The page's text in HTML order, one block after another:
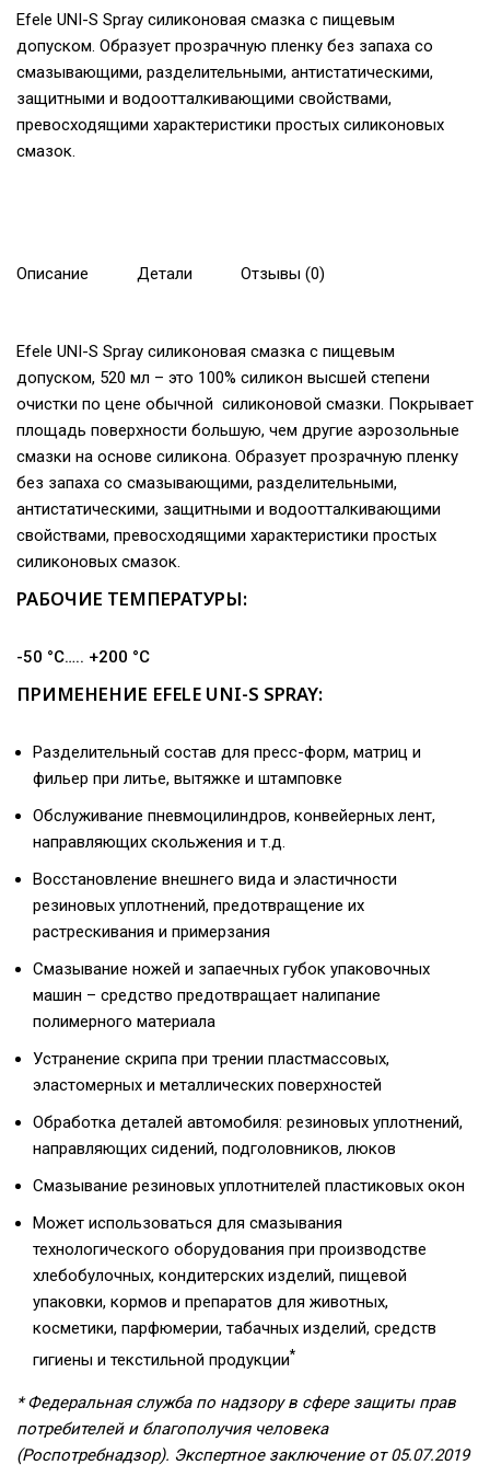
Efele UNI-S Spray силиконовая смазка с пищевым
допуском. Образует прозрачную пленку без запаха со
смазывающими, разделительными, антистатическими,
защитными и водоотталкивающими свойствами,
превосходящими характеристики простых силиконовых
смазок.
Описание Детали Отзывы (0)
Efele UNI-S Spray силиконовая смазка с пищевым
допуском, 520 мл – это 100% силикон высшей степени
очистки по цене обычной силиконовой смазки. Покрывает
площадь поверхности большую, чем другие аэрозольные
смазки на основе силикона. Образует прозрачную пленку
без запаха со смазывающими, разделительными,
антистатическими, защитными и водоотталкивающими
свойствами, превосходящими характеристики простых
силиконовых смазок.
РАБОЧИЕ ТЕМПЕРАТУРЫ:
-50 °C….. +200 °C
ПРИМЕНЕНИЕ EFELE UNI-S SPRAY:
Разделительный состав для пресс-форм, матриц и
фильер при литье, вытяжке и штамповке
Обслуживание пневмоцилиндров, конвейерных лент,
направляющих скольжения и т.д.
Восстановление внешнего вида и эластичности
резиновых уплотнений, предотвращение их
растрескивания и примерзания
Смазывание ножей и запаечных губок упаковочных
машин – средство предотвращает налипание
полимерного материала
Устранение скрипа при трении пластмассовых,
эластомерных и металлических поверхностей
Обработка деталей автомобиля: резиновых уплотнений,
направляющих сидений, подголовников, люков
Смазывание резиновых уплотнителей пластиковых окон
Может использоваться для смазывания
технологического оборудования при производстве
хлебобулочных, кондитерских изделий, пищевой
упаковки, кормов и препаратов для животных,
косметики, парфюмерии, табачных изделий, средств
гигиены и текстильной продукции*
* Федеральная служба по надзору в сфере защиты прав
потребителей и благополучия человека
(Роспотребнадзор). Экспертное заключение от 05.07.2019